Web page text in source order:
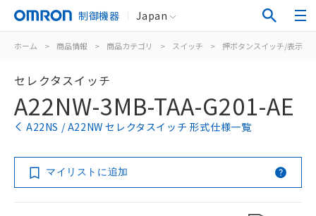
制御機器 Japan
ホーム > 商品情報 > 商品カテゴリ > スイッチ > 押ボタンスイッチ/表示灯
セレクタスイッチ
A22NW-3MB-TAA-G201-AE
A22NS / A22NW セレクタスイッチ 形式仕様一覧
マイリストに追加